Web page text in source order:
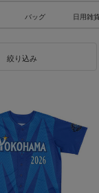
バッグ 日用雑
絞り込み